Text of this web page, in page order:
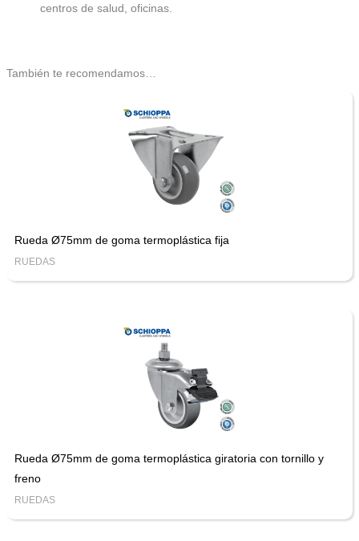
centros de salud, oficinas.
También te recomendamos…
Rueda Ø75mm de goma termoplástica fija
RUEDAS
Rueda Ø75mm de goma termoplástica giratoria con tornillo y
freno
RUEDAS